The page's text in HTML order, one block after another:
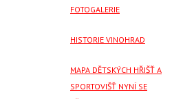
FOTOGALERIE
HISTORIE VINOHRAD
MAPA DĚTSKÝCH HŘIŠŤ A
SPORTOVIŠŤ NYNÍ SE